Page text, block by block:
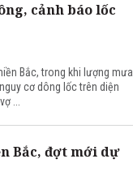
cảnh báo lốc
Bắc, trong khi lượng mưa
cơ dông lốc trên diện
...
Bắc, đợt mới dự